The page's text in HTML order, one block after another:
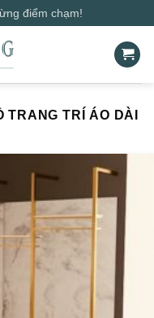
điểm chạm!
TRANG TRÍ ÁO DÀI